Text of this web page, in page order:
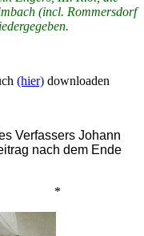
(incl. Rommersdorf
(hier) downloaden
Verfassers Johann
nach dem Ende